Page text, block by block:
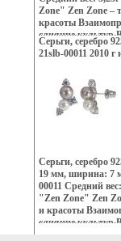
создавать свой
приобретая при
уверенность в
Zone" Zen Zone –
красоты
слияние культур
сочетание
Настроения
индийских
рифов и
динамика моды и
этвощгхо
украшений, как
Украшения Zen
избранных –
создавать свой
приобретая при
уверенность в
Серьги, серебро
21slb-00011 2010 г
Серьги, серебро
19 мм, ширина: 7
00011 Средний
"Zen Zone" Zen
и красоты
слияние культур